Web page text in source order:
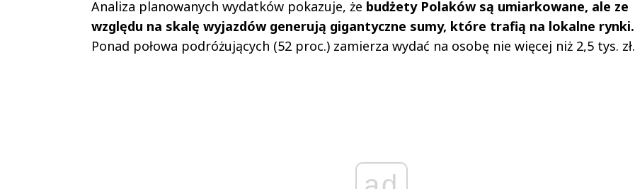
Analiza planowanych wydatków pokazuje, że budżety Polaków są umiarkowane, ale ze
względu na skalę wyjazdów generują gigantyczne sumy, które trafią na lokalne rynki.
Ponad połowa podróżujących (52 proc.) zamierza wydać na osobę nie więcej niż 2,5 tys. zł.